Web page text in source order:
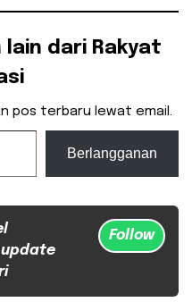
lain dari Rakyat
pos terbaru lewat email.
Berlangganan
Follow